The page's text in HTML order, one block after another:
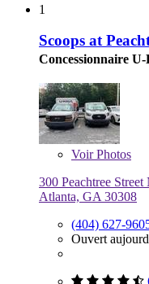
1
Scoops at
Concessionnaire
VoirPhotos
300 Peachtree Street
Atlanta, GA 30308
(404) 627-
Ouvert